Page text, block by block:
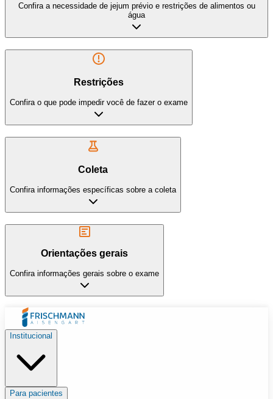
Confira a necessidade de jejum prévio e restrições de alimentos ou
água
Restrições
Confira o que pode impedir você de fazer o exame
Coleta
Confira informações específicas sobre a coleta
Orientações gerais
Confira informações gerais sobre o exame
Institucional
Para pacientes